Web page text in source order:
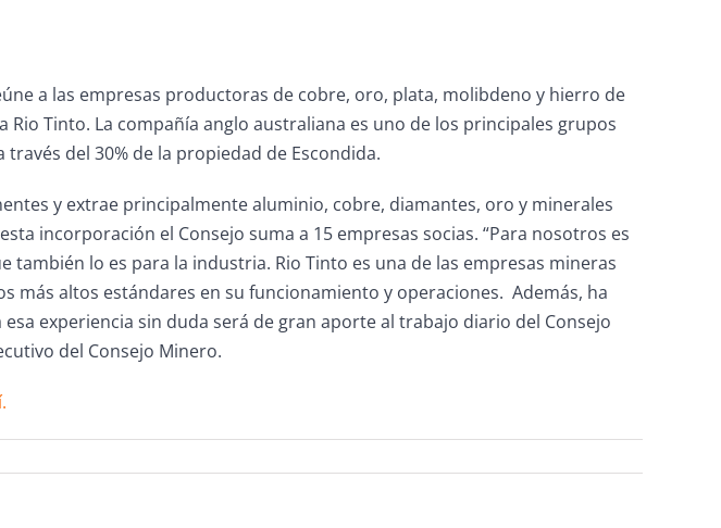
a las empresas productoras de cobre, oro, plata, molibdeno y hierro de
Tinto. La compañía anglo australiana es uno de los principales grupos
del 30% de la propiedad de Escondida.
y extrae principalmente aluminio, cobre, diamantes, oro y minerales
incorporación el Consejo suma a 15 empresas socias. “Para nosotros es
lo es para la industria. Rio Tinto es una de las empresas mineras
más altos estándares en su funcionamiento y operaciones. Además, ha
experiencia sin duda será de gran aporte al trabajo diario del Consejo
del Consejo Minero.